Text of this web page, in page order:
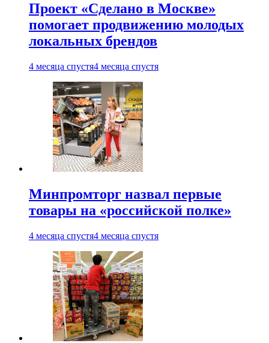
Проект «Сделано в Москве»
помогает продвижению молодых
локальных брендов
4 месяца спустя4 месяца спустя
Минпромторг назвал первые
товары на «российской полке»
4 месяца спустя4 месяца спустя